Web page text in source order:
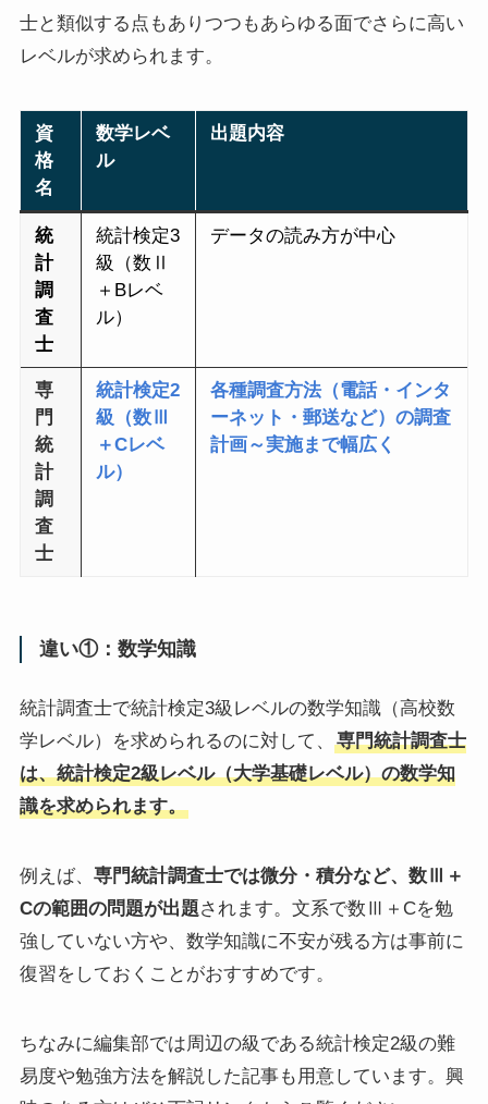
士と類似する点もありつつもあらゆる面でさらに高い
レベルが求められます。
資
格
名
数学レベ
ル
出題内容
統
計
調
査
士
統計検定3
級（数Ⅱ
＋Bレベ
ル）
データの読み方が中心
専
門
統
計
調
査
士
統計検定2
級（数Ⅲ
＋Cレベ
ル）
各種調査方法（電話・インタ
ーネット・郵送など）の調査
計画～実施まで幅広く
違い①：数学知識
統計調査士で統計検定3級レベルの数学知識（高校数
学レベル）を求められるのに対して、
専門統計調査士
は、統計検定2級レベル（大学基礎レベル）の数学知
識を求められます。
例えば、 専門統計調査士では微分・積分など、数Ⅲ＋
Cの範囲の問題が出題されます。文系で数Ⅲ＋Cを勉
強していない方や、数学知識に不安が残る方は事前に
復習をしておくことがおすすめです。
ちなみに編集部では周辺の級である統計検定2級の難
易度や勉強方法を解説した記事も用意しています。興